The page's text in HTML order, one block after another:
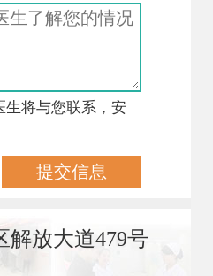
生将与您联系，安
解放大道479号